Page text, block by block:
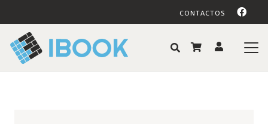
CONTACTOS